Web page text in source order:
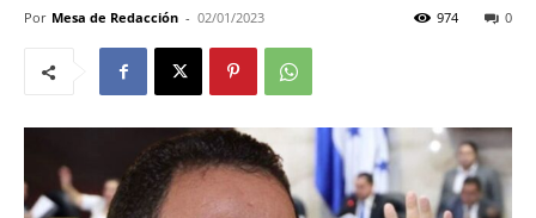
Por Mesa de Redacción - 02/01/2023 0
974